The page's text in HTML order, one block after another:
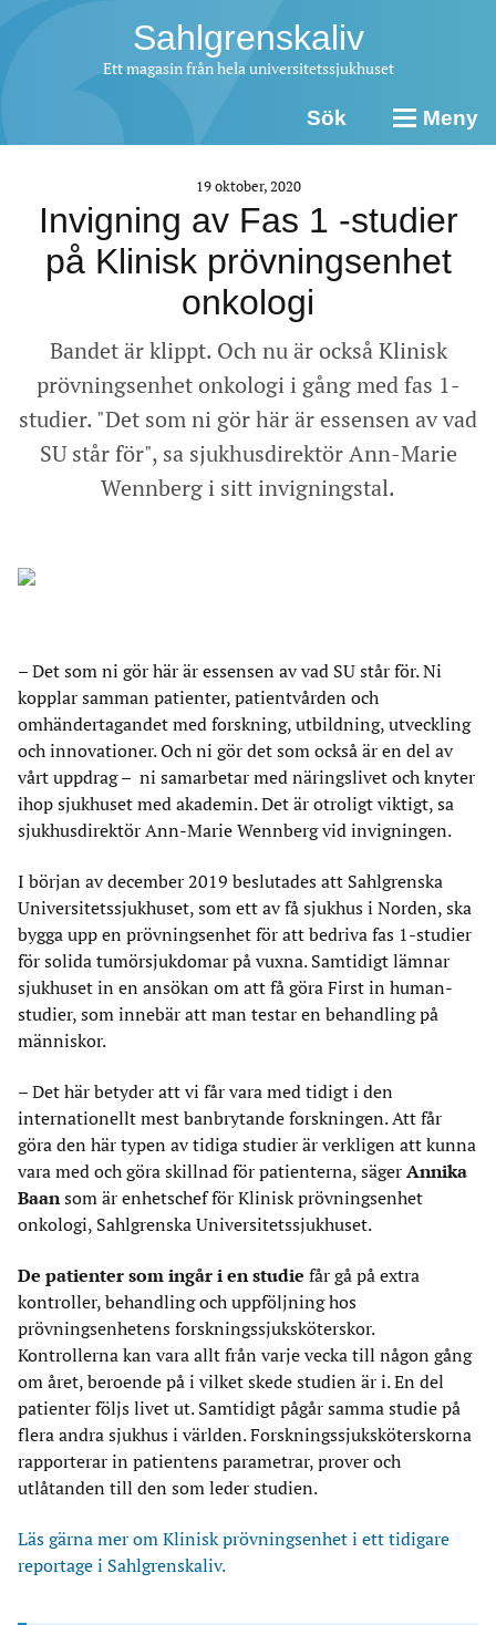
Sahlgrenskaliv
Ett magasin från hela universitetssjukhuset
Sök Meny
19 oktober, 2020
Invigning av Fas 1 -studier
på Klinisk prövningsenhet
onkologi
Bandet är klippt. Och nu är också Klinisk
prövningsenhet onkologi i gång med fas 1-
studier. "Det som ni gör här är essensen av vad
SU står för", sa sjukhusdirektör Ann-Marie
Wennberg i sitt invigningstal.
– Det som ni gör här är essensen av vad SU står för. Ni
kopplar samman patienter, patientvården och
omhändertagandet med forskning, utbildning, utveckling
och innovationer. Och ni gör det som också är en del av
vårt uppdrag – ni samarbetar med näringslivet och knyter
ihop sjukhuset med akademin. Det är otroligt viktigt, sa
sjukhusdirektör Ann-Marie Wennberg vid invigningen.
I början av december 2019 beslutades att Sahlgrenska
Universitetssjukhuset, som ett av få sjukhus i Norden, ska
bygga upp en prövningsenhet för att bedriva fas 1-studier
för solida tumörsjukdomar på vuxna. Samtidigt lämnar
sjukhuset in en ansökan om att få göra First in human-
studier, som innebär att man testar en behandling på
människor.
– Det här betyder att vi får vara med tidigt i den
internationellt mest banbrytande forskningen. Att får
göra den här typen av tidiga studier är verkligen att kunna
vara med och göra skillnad för patienterna, säger Annika
Baansom är enhetschef för Klinisk prövningsenhet
onkologi, Sahlgrenska Universitetssjukhuset.
De patienter som ingår i en studie får gå på extra
kontroller, behandling och uppföljning hos
prövningsenhetens forskningssjuksköterskor.
Kontrollerna kan vara allt från varje vecka till någon gång
om året, beroende på i vilket skede studien är i. En del
patienter följs livet ut. Samtidigt pågår samma studie på
flera andra sjukhus i världen. Forskningssjuksköterskorna
rapporterar in patientens parametrar, prover och
utlåtanden till den som leder studien.
Läs gärna mer om Klinisk prövningsenhet i ett tidigare
reportage i Sahlgrenskaliv.